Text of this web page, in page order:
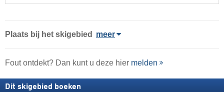
Plaats bij het skigebied meer
Fout ontdekt? Dan kunt u deze hier melden
Dit skigebied boeken